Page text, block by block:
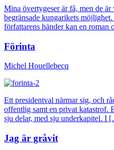
Mina övertygeser är få, men de är
begränsade kungarikets
författarens händer kan en
Förinta
Michel Houellebecq
Ett presidentval närmar sig, och
offentlig samt en privat katastrof.
sju delar, med sju underkapitel. I
Jag är gråvit